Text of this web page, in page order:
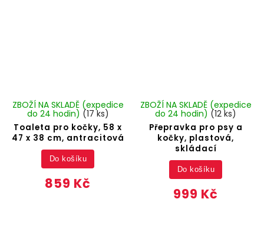
Toaleta pro kočky, 58 x
47 x 38 cm, antracitová
ZBOŽÍ NA SKLADĚ (expedice
do 24 hodin) (17 ks)
859 Kč
Do košíku
Přepravka pro psy a
kočky, plastová,
skládací
ZBOŽÍ NA SKLADĚ (expedice
do 24 hodin) (12 ks)
999 Kč
Do košíku